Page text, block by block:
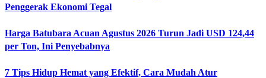
Penggerak Ekonomi Tegal
Harga Batubara Acuan Agustus 2026 Turun Jadi USD 124,44
per Ton, Ini Penyebabnya
7 Tips Hidup Hemat yang Efektif, Cara Mudah Atur